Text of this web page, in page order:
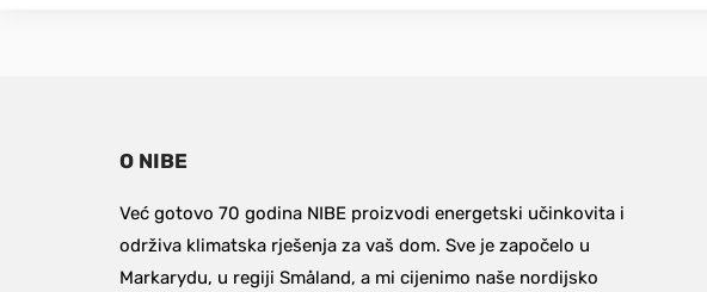
O NIBE
Već gotovo 70 godina NIBE proizvodi energetski učinkovita i
održiva klimatska rješenja za vaš dom. Sve je započelo u
Markarydu, u regiji Småland, a mi cijenimo naše nordijsko